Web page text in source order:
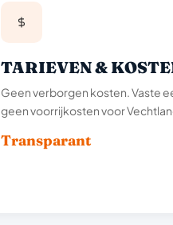
TARIEVEN &
Geen verborgen kosten. Vaste
geen voorrijkosten voor
Transparant